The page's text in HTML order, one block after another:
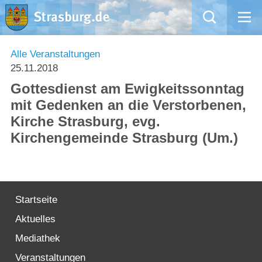
Mängelmeldung
Rathaus
Natur – Kultur – Tourismus
Willkommen in Strasburg (Uckermark)
Alle Veranstaltungen
25.11.2018
Gottesdienst am Ewigkeitssonntag
mit Gedenken an die Verstorbenen,
Kirche Strasburg, evg.
Kirchengemeinde Strasburg (Um.)
Startseite
Aktuelles
Mediathek
Veranstaltungen